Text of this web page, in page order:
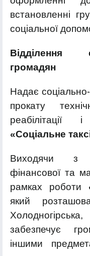
встановленні
соціальної
Відділення
громадян
Надає
прокату
реабілітації
«Соціальне
Виходячи з
фінансової та
рамках роботи
який
забезпечує
іншими